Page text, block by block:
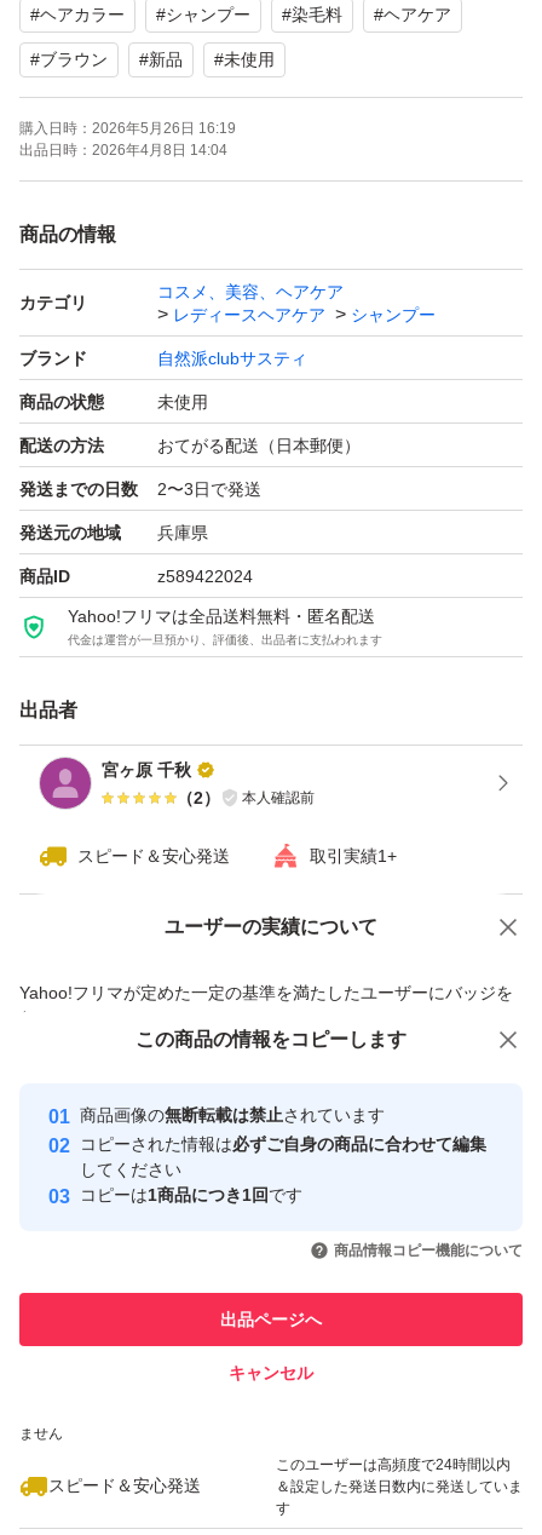
よろしくお願いいたします。
#ヘアカラー #シャンプー #染毛料 #ヘアケア
#ブラウン #新品 #未使用
購入日時： 2026年5月26日 16:19
出品日時： 2026年4月8日 14:04
商品の情報
カテゴリ
コスメ、美容、ヘアケア
レディースヘアケア
シャンプー
ブランド 自然派clubサスティ
商品の状態 未使用
配送の方法 おてがる配送（日本郵便）
発送までの日数 2〜3日で発送
発送元の地域 兵庫県
商品ID z589422024
Yahoo!フリマは全品送料無料・匿名配送
代金は運営が一旦預かり、評価後、出品者に支払われます
出品者
宮ヶ原 千秋
（2） 本人確認前
スピード＆安心発送 取引実績1+
ユーザーの実績について
Yahoo!フリマが定めた一定の基準を満たしたユーザーにバッジを
付与しています
安心取引出品者
心・安全なユーザーです
取引実績
引を完了させた実績があります
での取引実績があります
ません
スピード＆安心発送
このユーザーは高頻度で24時間以内
＆設定した発送日数内に発送していま
す
価格の相談 商品への質問
この商品の情報をコピーします
商品画像の無断転載は禁止されています
コピーされた情報は必ずご自身の商品に合わせて編集
してください
コピーは1商品につき1回です
商品情報コピー機能について
出品ページへ
キャンセル
この商品をみている人にオススメ